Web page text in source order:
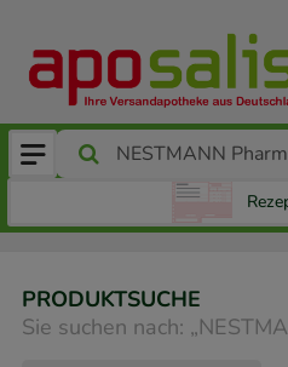
PRODUKTSUCHE
Sie suchen nach: „